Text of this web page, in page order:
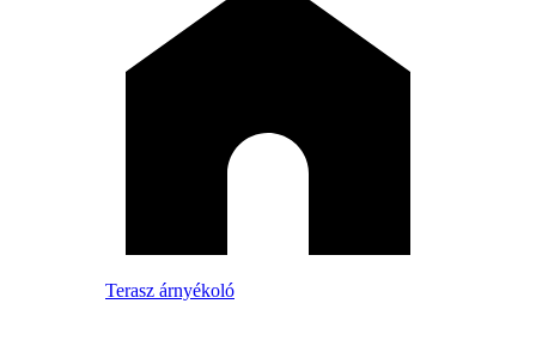
Terasz árnyékoló